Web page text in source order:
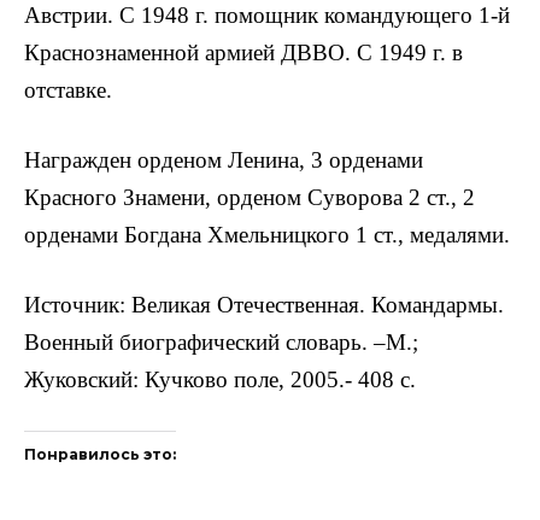
Австрии. С 1948 г. помощник командующего 1-й
Краснознаменной армией ДВВО. С 1949 г. в
отставке.
Награжден орденом Ленина, 3 орденами
Красного Знамени, орденом Суворова 2 ст., 2
орденами Богдана Хмельницкого 1 ст., медалями.
Источник: Великая Отечественная. Командармы.
Военный биографический словарь. –М.;
Жуковский: Кучково поле, 2005.- 408 с.
Понравилось это: